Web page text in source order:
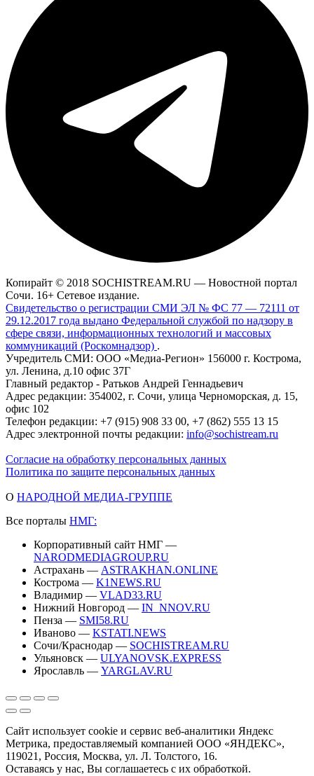
Копирайт © 2018 SOCHISTREAM.RU — Новостной портал
Сочи. 16+ Сетевое издание.
Свидетельство о регистрации СМИ ЭЛ № ФС 77 — 72111 от
29.12.2017 года выдано Федеральной службой по надзору в
сфере связи, информационных технологий и массовых
коммуникаций (Роскомнадзор) .
Учредитель СМИ: ООО «Медиа-Регион» 156000 г. Кострома,
ул. Ленина, д.10 офис 37Г
Главный редактор - Ратьков Андрей Геннадьевич
Адрес редакции: 354002, г. Сочи, улица Черноморская, д. 15,
офис 102
Телефон редакции: +7 (915) 908 33 00, +7 (862) 555 13 15
Адрес электронной почты редакции: info@sochistream.ru
Согласие на обработку персональных данных
Политика по защите персональных данных
О НАРОДНОЙ МЕДИА-ГРУППЕ
Все порталы НМГ:
Корпоративный сайт НМГ —
NARODMEDIAGROUP.RU
Астрахань — ASTRAKHAN.ONLINE
Кострома — K1NEWS.RU
Владимир — VLAD33.RU
Нижний Новгород — IN_NNOV.RU
Пенза — SMI58.RU
Иваново — KSTATI.NEWS
Сочи/Краснодар — SOCHISTREAM.RU
Ульяновск — ULYANOVSK.EXPRESS
Ярославль — YARGLAV.RU
Сайт использует cookie и сервис веб-аналитики Яндекс
Метрика, предоставляемый компанией ООО «ЯНДЕКС»,
119021, Россия, Москва, ул. Л. Толстого, 16.
Оставаясь у нас, Вы соглашаетесь с их обработкой.